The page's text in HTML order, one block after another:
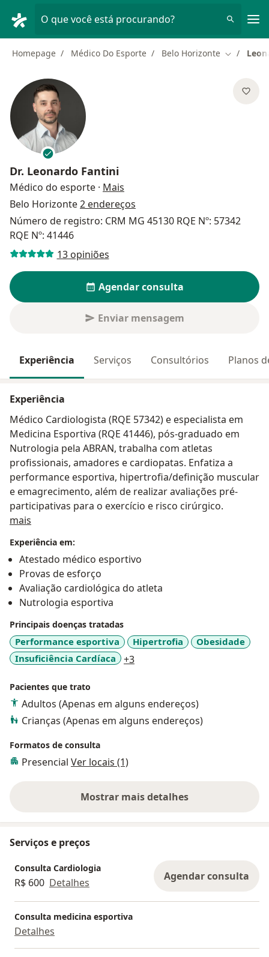
O que você está procurando?
Homepage Médico Do Esporte Belo Horizonte Mudar de
Dr. Leonardo Fantini
Médico do esporte · Mais
Belo Horizonte2 endereços
Número de registro: CRM MG 45130 RQE Nº: 57342
RQE Nº: 41446
13 opiniões
Agendar consulta
Enviar mensagem
Experiência Serviços Consultórios Planos
Experiência
Médico Cardiologista (RQE 57342) e especialista em
Medicina Esportiva (RQE 41446), pós-graduado em
Nutrologia pela ABRAN, trabalha com atletas
profissionais, amadores e cardiopatas. Enfatiza a
performance esportiva, hipertrofia/definição muscular
e emagrecimento, além de realizar avaliações pré-
participativas para o exercício e risco cirúrgico.
mais
Experiência em:
Atestado médico esportivo
Provas de esforço
Avaliação cardiológica do atleta
Nutrologia esportiva
Principais doenças tratadas
Performance esportiva Hipertrofia
Obesidade
Insuficiência Cardíaca
+3a11y_sr_more_diseases
Pacientes que trato
Adultos (Apenas em alguns endereços)
Crianças (Apenas em alguns endereços)
Formatos de consulta
Presencial Ver locais (1)
Mostrar mais detalhes
sobre a experiência
Serviços e preços
Consulta Cardiologia
R$ 600 Detalhes Agendar consulta
Consulta medicina esportiva
Detalhes